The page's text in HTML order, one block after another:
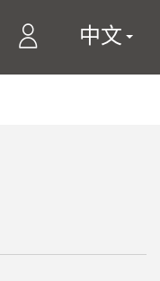
中文